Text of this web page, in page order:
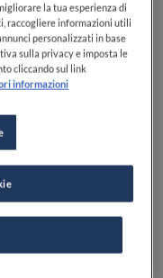
la tua esperienza di
raccogliere informazioni utili
personalizzati in base
sulla privacy e imposta le
cliccando sul link
informazioni